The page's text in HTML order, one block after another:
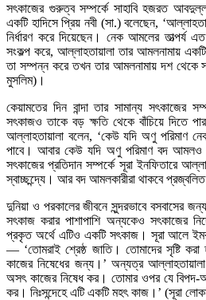
সৎকাজের গুরুত্ব সম্পর্কে সাহাবি হজরত
একটি হাদিসে প্রিয় নবী (সা.) বলেছেন,
নির্ধারণ করে দিয়েছেন। নেক আমলের
সংকল্প করে, আল্লাহতায়ালা তার আমলনামায়
তা সম্পন্ন করে তখন তার আমলনামায় দশ থেকে
মুসলিম)।
কেয়ামতের দিন বান্দা তার সামান্য সৎকাজের
সৎকাজও তাকে বড় ক্ষতি থেকে বাঁচিয়ে দিতে
আল্লাহতায়ালা বলেন, ‘কেউ যদি অণু পরিমাণ
পাবে। আবার কেউ যদি অণু পরিমাণ বদ আমলও
সৎকাজের প্রতিদান সম্পর্কে সূরা ইনফিতারে
স্বাচ্ছন্দ্যে। আর বদ আমলকারীরা থাকবে
দুনিয়া ও পরকালের জীবনে সুন্দরভাবে বসবাসের
সৎকাজ করার পাশাপাশি অন্যকেও সৎকাজের
প্রকৃত অর্থে এটিও একটি সৎকাজ। সূরা আলে
— ‘তোমরাই শ্রেষ্ঠ জাতি। তোমাদের সৃষ্টি
কাজের নিষেধের জন্য।’ অন্যত্র
অসৎ কাজের নিষেধ কর। তোমার ওপর যে
কর। নিঃসন্দেহে এটি একটি মহৎ কাজ।’ (সূরা